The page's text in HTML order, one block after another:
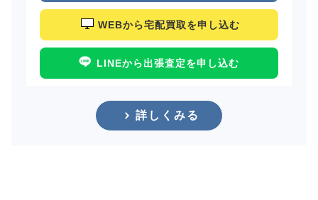
WEBから宅配買取を申し込む
LINEから出張査定を申し込む
詳しくみる